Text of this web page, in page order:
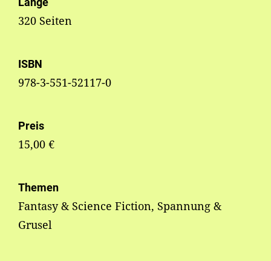
320 Seiten
ISBN
978-3-551-52117-0
Preis
15,00 €
Themen
Fantasy & Science Fiction, Spannung &
Grusel